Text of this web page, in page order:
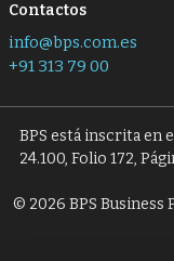
Contactos
info@bps.com.es
+91 313 79 00
BPS está inscrita en
24.100, Folio 172,
© 2026 BPS Business